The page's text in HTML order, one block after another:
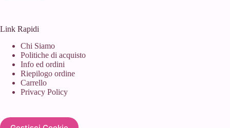
Link Rapidi
Chi Siamo
Politiche di acquisto
Info ed ordini
Riepilogo ordine
Carrello
Privacy Policy